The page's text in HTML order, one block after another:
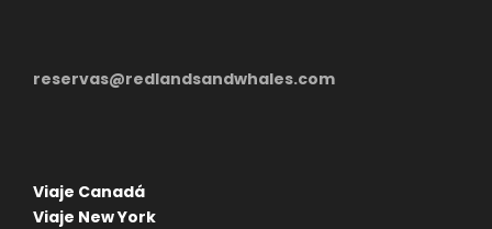
reservas@redlandsandwhales.com
Viaje Canadá
Viaje New York